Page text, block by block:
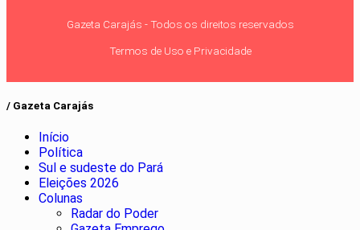
Gazeta Carajás - Todos os direitos reservados
Termos de Uso e Privacidade
/ Gazeta Carajás
Início
Política
Sul e sudeste do Pará
Eleições 2026
Colunas
Radar do Poder